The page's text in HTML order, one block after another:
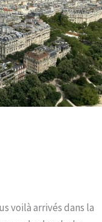
voilà arrivés dans la